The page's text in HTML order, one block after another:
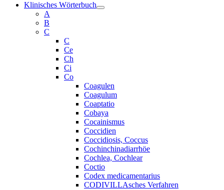
Klinisches Wörterbuch
A
B
C
C
Ce
Ch
Ci
Co
Coagulen
Coagulum
Coaptatio
Cobaya
Cocainismus
Coccidien
Coccidiosis, Coccus
Cochinchinadiarrhöe
Cochlea, Cochlear
Coctio
Codex medicamentarius
CODIVILLAsches Verfahren